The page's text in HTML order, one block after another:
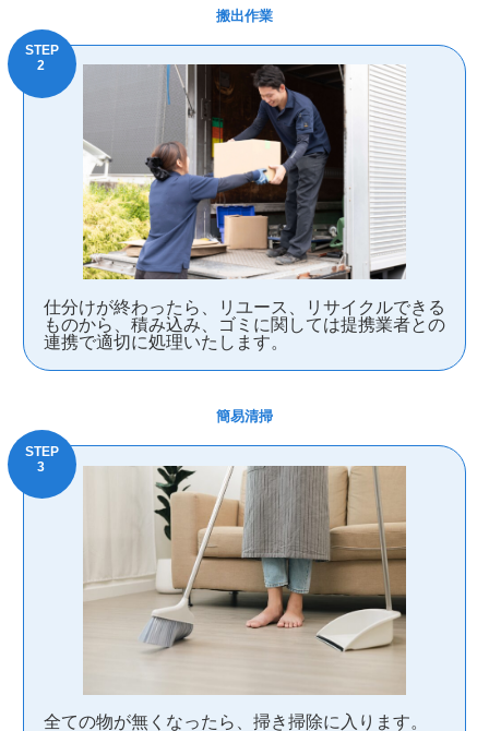
搬出作業
仕分けが終わったら、リユース、リサイクルできる
ものから、積み込み、ゴミに関しては提携業者との
連携で適切に処理いたします。
簡易清掃
全ての物が無くなったら、掃き掃除に入ります。